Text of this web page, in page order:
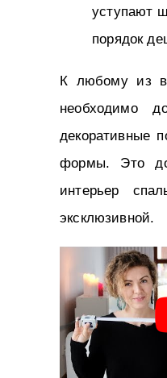
уступают
порядок
К любому из
необходимо
декоративные
формы. Это
интерьер
эксклюзивной.